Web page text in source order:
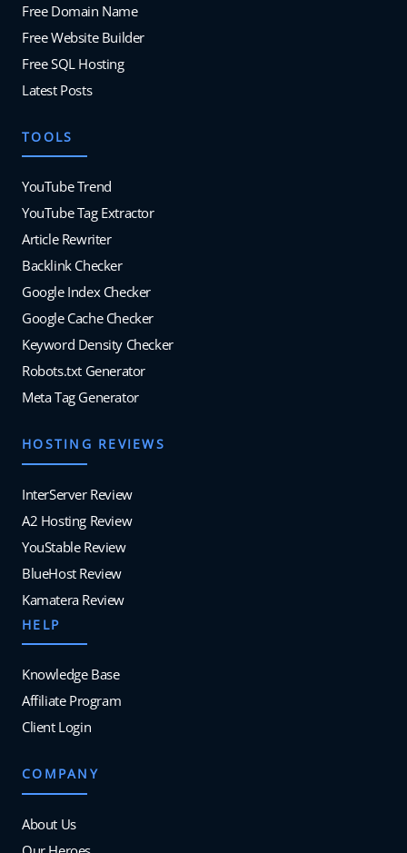
Free Domain Name
Free Website Builder
Free SQL Hosting
Latest Posts
TOOLS
YouTube Trend
YouTube Tag Extractor
Article Rewriter
Backlink Checker
Google Index Checker
Google Cache Checker
Keyword Density Checker
Robots.txt Generator
Meta Tag Generator
HOSTING REVIEWS
InterServer Review
A2 Hosting Review
YouStable Review
BlueHost Review
Kamatera Review
HELP
Knowledge Base
Affiliate Program
Client Login
COMPANY
About Us